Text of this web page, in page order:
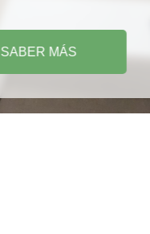
SABER MÁS